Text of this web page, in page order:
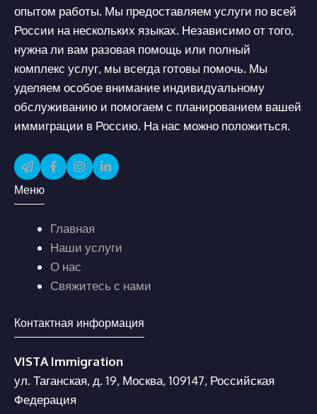
опытом работы. Мы предоставляем услуги по всей
России на нескольких языках. Независимо от того,
нужна ли вам разовая помощь или полный
комплекс услуг, мы всегда готовы помочь. Мы
уделяем особое внимание индивидуальному
обслуживанию и помогаем с планированием вашей
иммиграции в Россию. На нас можно положиться.
Меню
Главная
Наши услуги
О нас
Свяжитесь с нами
Контактная информация
VISTA Immigration
ул. Таганская, д. 19, Москва, 109147, Российская
Федерация